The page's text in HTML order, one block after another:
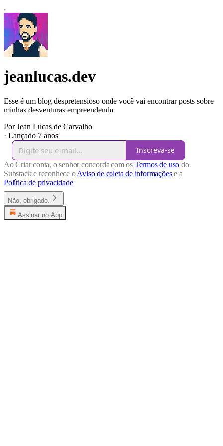
jeanlucas.dev
Esse é um blog despretensioso onde você vai encontrar posts sobre
minhas desventuras empreendendo.
Por Jean Lucas de Carvalho
· Lançado 7 anos
Inscreva-se
Ao Criar conta, o senhor concorda com os Termos de uso do
Substack e reconhece oAviso de coleta de informaçõese a
Política de privacidade
Não, obrigado.
Assinar no App